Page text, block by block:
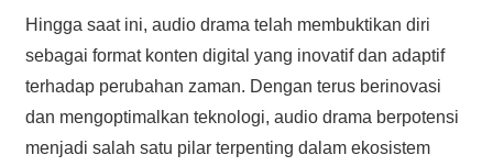
Hingga saat ini, audio drama telah membuktikan diri
sebagai format konten digital yang inovatif dan adaptif
terhadap perubahan zaman. Dengan terus berinovasi
dan mengoptimalkan teknologi, audio drama berpotensi
menjadi salah satu pilar terpenting dalam ekosistem